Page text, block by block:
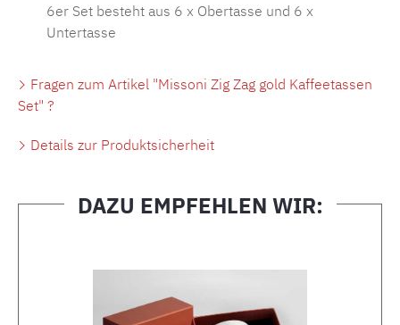
6er Set besteht aus 6 x Obertasse und 6 x
Untertasse
Fragen zum Artikel "Missoni Zig Zag gold Kaffeetassen
Set" ?
Details zur Produktsicherheit
DAZU EMPFEHLEN WIR: